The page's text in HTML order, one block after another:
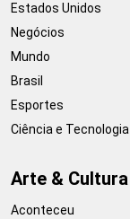
Estados Unidos
Negócios
Mundo
Brasil
Esportes
Ciência e Tecnologia
Arte & Cultura
Aconteceu